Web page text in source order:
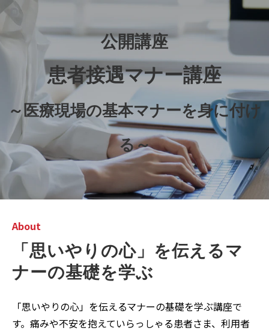
公開講座
患者接遇マナー講座
～医療現場の基本マナーを身に付け
る～
About
「思いやりの心」を伝えるマ
ナーの基礎を学ぶ
「思いやりの心」を伝えるマナーの基礎を学ぶ講座で
す。痛みや不安を抱えていらっしゃる患者さま、利用者